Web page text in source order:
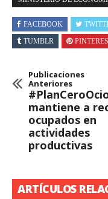
FACEBOOK
TUMBLR
Publicaciones
Anteriores
mantiene a
ocupados en
actividades
productivas
ARTÍCULOS